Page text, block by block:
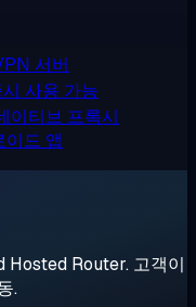
서버
사용 가능
이티브 프록시
드 앱
Hosted Router. 고객이
.